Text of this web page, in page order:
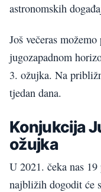
astronomskih
Još večeras
jugozapadnom
3. ožujka. Na
tjedan dana.
Konjukcija
ožujka
U 2021. čeka nas
najbližih dogodit će